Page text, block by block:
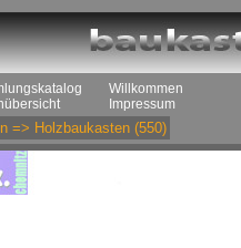
Willkommen
Impressum
=> Holzbaukasten (550)